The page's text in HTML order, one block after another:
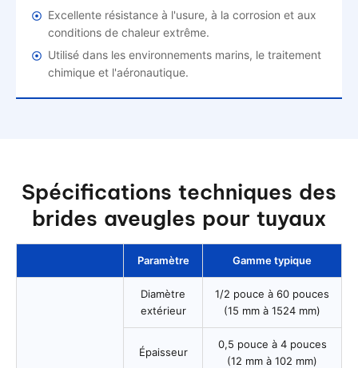
Excellente résistance à l'usure, à la corrosion et aux
conditions de chaleur extrême.
Utilisé dans les environnements marins, le traitement
chimique et l'aéronautique.
Spécifications techniques des
brides aveugles pour tuyaux
Paramètre Gamme typique
Diamètre
extérieur
1/2 pouce à 60 pouces
(15 mm à 1524 mm)
Épaisseur
0,5 pouce à 4 pouces
(12 mm à 102 mm)